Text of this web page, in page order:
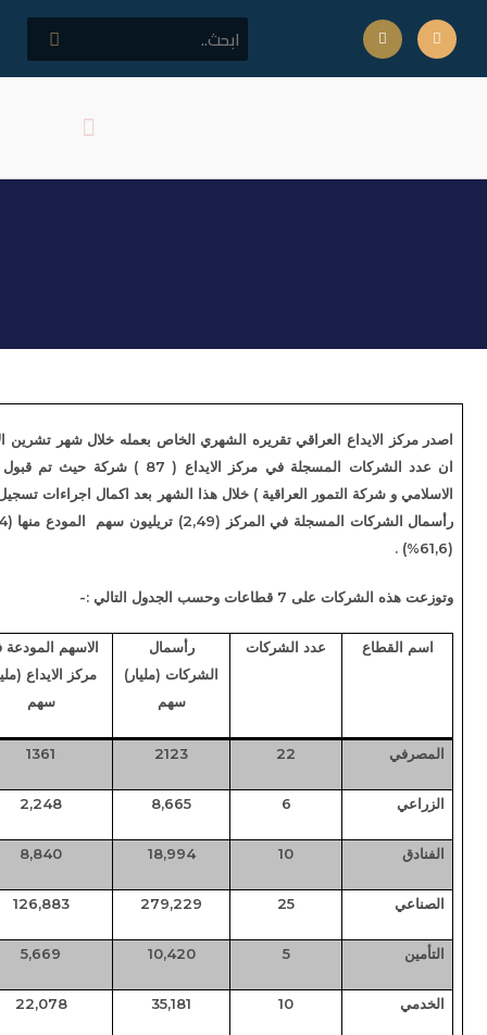
اصدر مركز الايداع العراقي تقريره الشهري الخاص بعمله خلال شهر تشرين الاول / 2011 وبين التقرير
ان عدد الشركات المسجلة في مركز الايداع ( 87 ) شركة حيث تم قبول تسجيل ( مصرف ايلاف
العراقية ) خلال هذا الشهر بعد اكمال اجراءات تسجيل الشركة في المركز وبلغ
رأسمال الشركات المسجلة في المركز (2,49) تريليون سهم المودع منها (1,534) بنسبة ايداع بلغت
التالي :-
عدد الشركات
رأسمال
الاسهم المودعة في
مركز الايداع (مليار)
سهم
نسبة الايداع
22
1361
64,13%
6
2,248
25,95%
10
8,840
46,54%
25
279,229
126,883
45,44%
5
5,669
54,41%
10
22,078
62,75%